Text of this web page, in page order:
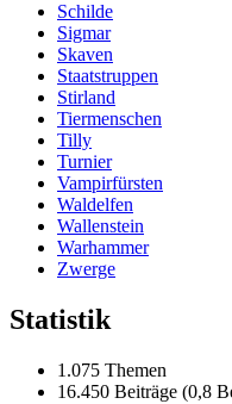
Schilde
Sigmar
Skaven
Staatstruppen
Stirland
Tiermenschen
Tilly
Turnier
Vampirfürsten
Waldelfen
Wallenstein
Warhammer
Zwerge
Statistik
1.075 Themen
16.450 Beiträge (0,8